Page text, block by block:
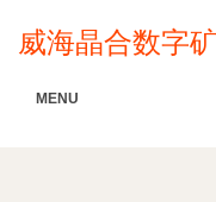
威海晶合数字
MENU